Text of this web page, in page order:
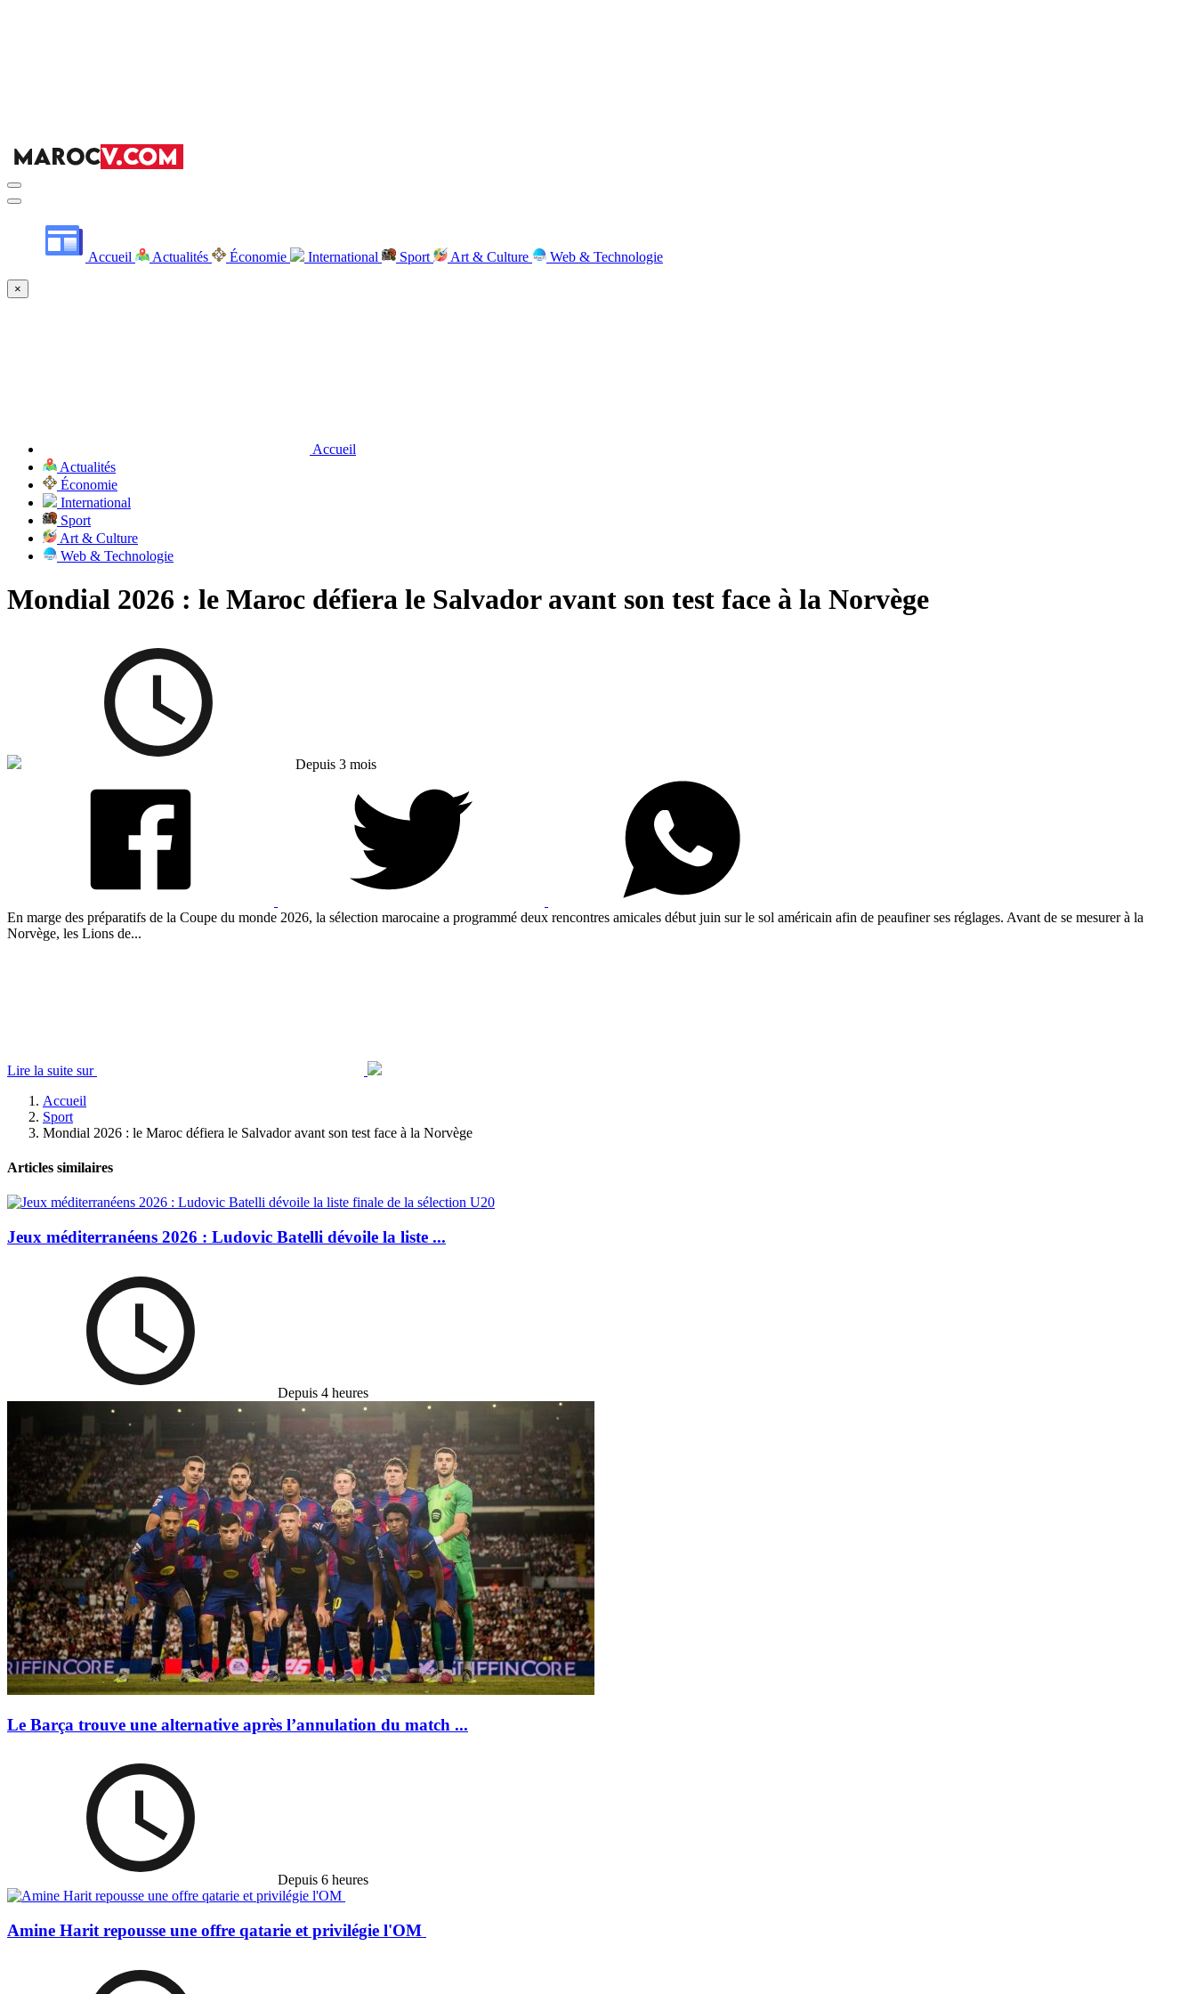
Accueil Actualités Économie International Sport Art & Culture Web & Technologie
×
Accueil
Actualités
Économie
International
Sport
Art & Culture
Web & Technologie
Mondial 2026 : le Maroc défiera le Salvador avant son test face à la Norvège
Depuis 3 mois
En marge des préparatifs de la Coupe du monde 2026, la sélection marocaine a programmé deux rencontres amicales début juin sur le sol américain afin de peaufiner ses réglages. Avant de se mesurer à la
Norvège, les Lions de...
Lire la suite sur
Accueil
Sport
Mondial 2026 : le Maroc défiera le Salvador avant son test face à la Norvège
Articles similaires
Jeux méditerranéens 2026 : Ludovic Batelli dévoile la liste ...
Depuis 4 heures
Le Barça trouve une alternative après l’annulation du match ...
Depuis 6 heures
Amine Harit repousse une offre qatarie et privilégie l'OM